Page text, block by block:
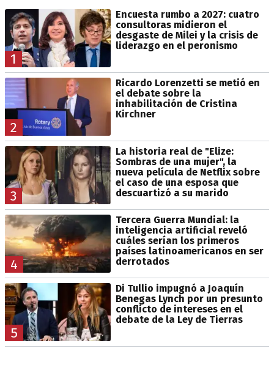
1
Encuesta rumbo a 2027: cuatro
consultoras midieron el
desgaste de Milei y la crisis de
liderazgo en el peronismo
2
Ricardo Lorenzetti se metió en
el debate sobre la
inhabilitación de Cristina
Kirchner
3
La historia real de "Elize:
Sombras de una mujer", la
nueva película de Netflix sobre
el caso de una esposa que
descuartizó a su marido
4
Tercera Guerra Mundial: la
inteligencia artificial reveló
cuáles serían los primeros
países latinoamericanos en ser
derrotados
5
Di Tullio impugnó a Joaquín
Benegas Lynch por un presunto
conflicto de intereses en el
debate de la Ley de Tierras